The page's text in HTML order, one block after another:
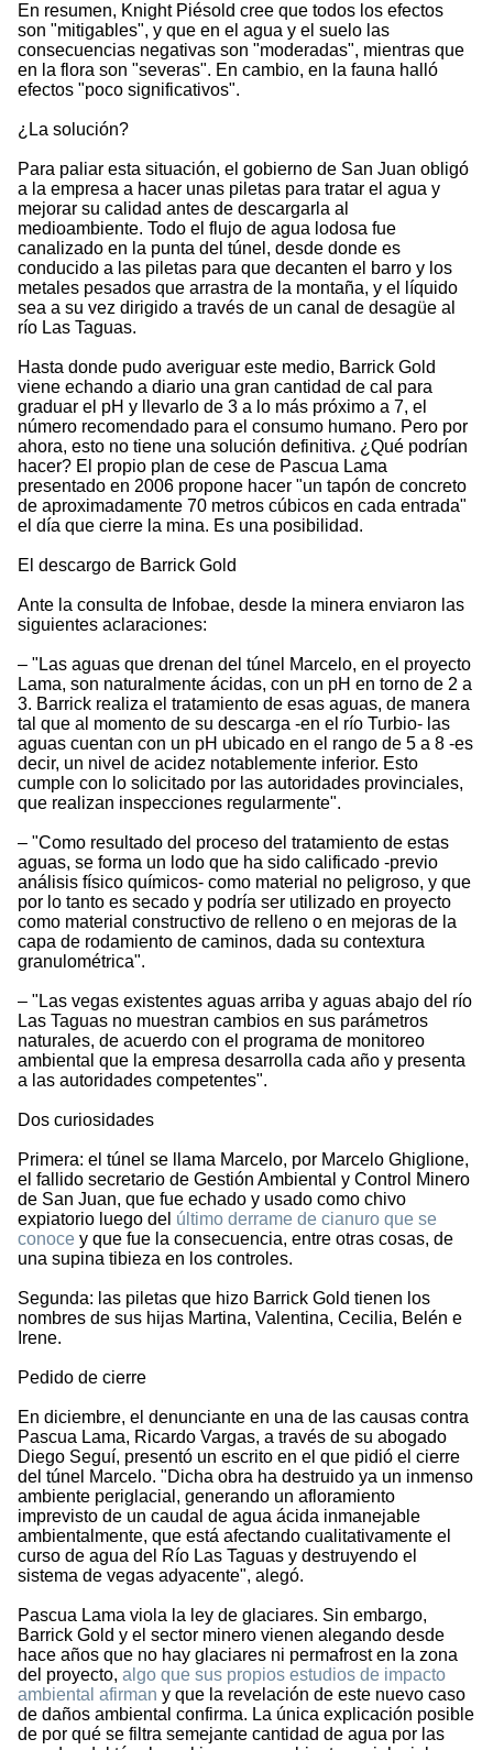
En resumen, Knight Piésold cree que todos los efectos
son "mitigables", y que en el agua y el suelo las
consecuencias negativas son "moderadas", mientras que
en la flora son "severas". En cambio, en la fauna halló
efectos "poco significativos".
¿La solución?
Para paliar esta situación, el gobierno de San Juan obligó
a la empresa a hacer unas piletas para tratar el agua y
mejorar su calidad antes de descargarla al
medioambiente. Todo el flujo de agua lodosa fue
canalizado en la punta del túnel, desde donde es
conducido a las piletas para que decanten el barro y los
metales pesados que arrastra de la montaña, y el líquido
sea a su vez dirigido a través de un canal de desagüe al
río Las Taguas.
Hasta donde pudo averiguar este medio, Barrick Gold
viene echando a diario una gran cantidad de cal para
graduar el pH y llevarlo de 3 a lo más próximo a 7, el
número recomendado para el consumo humano. Pero por
ahora, esto no tiene una solución definitiva. ¿Qué podrían
hacer? El propio plan de cese de Pascua Lama
presentado en 2006 propone hacer "un tapón de concreto
de aproximadamente 70 metros cúbicos en cada entrada"
el día que cierre la mina. Es una posibilidad.
El descargo de Barrick Gold
Ante la consulta de Infobae, desde la minera enviaron las
siguientes aclaraciones:
– "Las aguas que drenan del túnel Marcelo, en el proyecto
Lama, son naturalmente ácidas, con un pH en torno de 2 a
3. Barrick realiza el tratamiento de esas aguas, de manera
tal que al momento de su descarga -en el río Turbio- las
aguas cuentan con un pH ubicado en el rango de 5 a 8 -es
decir, un nivel de acidez notablemente inferior. Esto
cumple con lo solicitado por las autoridades provinciales,
que realizan inspecciones regularmente".
– "Como resultado del proceso del tratamiento de estas
aguas, se forma un lodo que ha sido calificado -previo
análisis físico químicos- como material no peligroso, y que
por lo tanto es secado y podría ser utilizado en proyecto
como material constructivo de relleno o en mejoras de la
capa de rodamiento de caminos, dada su contextura
granulométrica".
– "Las vegas existentes aguas arriba y aguas abajo del río
Las Taguas no muestran cambios en sus parámetros
naturales, de acuerdo con el programa de monitoreo
ambiental que la empresa desarrolla cada año y presenta
a las autoridades competentes".
Dos curiosidades
Primera: el túnel se llama Marcelo, por Marcelo Ghiglione,
el fallido secretario de Gestión Ambiental y Control Minero
de San Juan, que fue echado y usado como chivo
expiatorio luego del último derrame de cianuro que se
conoce y que fue la consecuencia, entre otras cosas, de
una supina tibieza en los controles.
Segunda: las piletas que hizo Barrick Gold tienen los
nombres de sus hijas Martina, Valentina, Cecilia, Belén e
Irene.
Pedido de cierre
En diciembre, el denunciante en una de las causas contra
Pascua Lama, Ricardo Vargas, a través de su abogado
Diego Seguí, presentó un escrito en el que pidió el cierre
del túnel Marcelo. "Dicha obra ha destruido ya un inmenso
ambiente periglacial, generando un afloramiento
imprevisto de un caudal de agua ácida inmanejable
ambientalmente, que está afectando cualitativamente el
curso de agua del Río Las Taguas y destruyendo el
sistema de vegas adyacente", alegó.
Pascua Lama viola la ley de glaciares. Sin embargo,
Barrick Gold y el sector minero vienen alegando desde
hace años que no hay glaciares ni permafrost en la zona
del proyecto, algo que sus propios estudios de impacto
ambiental afirman y que la revelación de este nuevo caso
de daños ambiental confirma. La única explicación posible
de por qué se filtra semejante cantidad de agua por las